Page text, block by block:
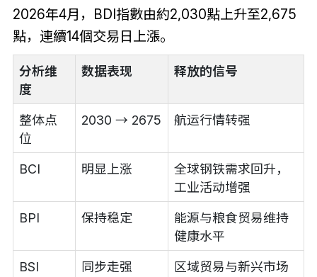
2026年4月，BDI指數由約2,030點上升至2,675
點，連續14個交易日上漲。
分析维
度
数据表现 释放的信号
整体点
位
2030 → 2675 航运行情转强
BCI 明显上涨
全球钢铁需求回升，
工业活动增强
BPI 保持稳定
能源与粮食贸易维持
健康水平
BSI 同步走强
区域贸易与新兴市场